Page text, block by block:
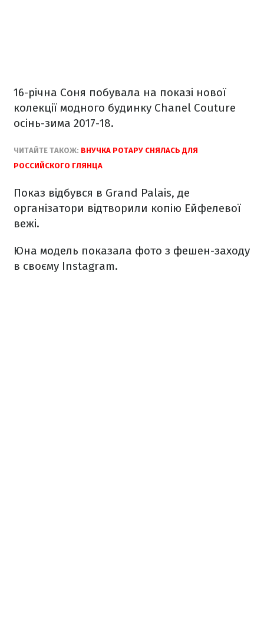
16-річна Соня побувала на показі нової
колекції модного будинку Chanel Couture
осінь-зима 2017-18.
ЧИТАЙТЕ ТАКОЖ: ВНУЧКА РОТАРУ СНЯЛАСЬ ДЛЯ
РОССИЙСКОГО ГЛЯНЦА
Показ відбувся в Grand Palais, де
організатори відтворили копію Ейфелевої
вежі.
Юна модель показала фото з фешен-заходу
в своєму Instagram.